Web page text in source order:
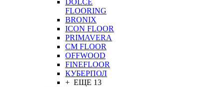
DOLCE
FLOORING
BRONIX
ICON FLOOR
PRIMAVERA
CM FLOOR
OFFWOOD
FINEFLOOR
КУБЕРПОЛ
+ ЕЩЕ 13